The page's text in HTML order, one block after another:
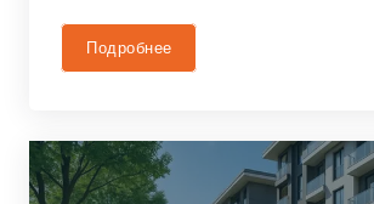
Подробнее